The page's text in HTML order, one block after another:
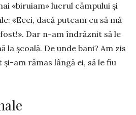
«biruiam» lucrul câmpului și
«Eeei, dacă puteam eu să mă
Dar n-am îndrăznit să le
la școală. De unde bani? Am zis
și-am rămas lângă ei, să le fiu